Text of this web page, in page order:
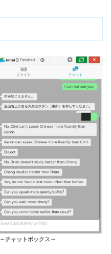
～チャットボックス～